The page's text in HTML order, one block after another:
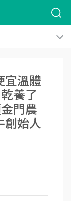
宜溫體
養了
門農
創始人